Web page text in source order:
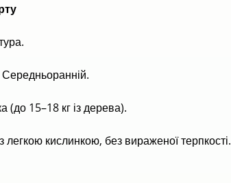
Середньоранній.
(до 15–18 кг із дерева).
легкою кислинкою, без вираженої терпкості.